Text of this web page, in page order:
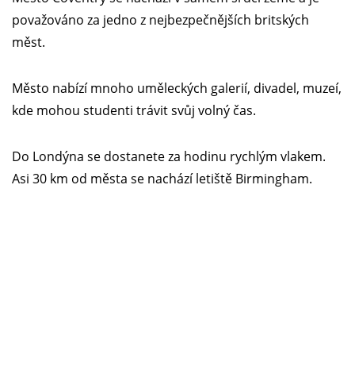
považováno za jedno z nejbezpečnějších britských
měst.
Město nabízí mnoho uměleckých galerií, divadel, muzeí,
kde mohou studenti trávit svůj volný čas.
Do Londýna se dostanete za hodinu rychlým vlakem.
Asi 30 km od města se nachází letiště Birmingham.